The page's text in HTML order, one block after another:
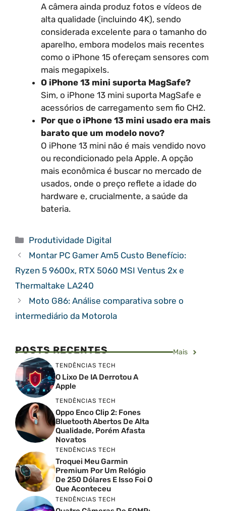
A câmera ainda produz fotos e vídeos de
alta qualidade (incluindo 4K), sendo
considerada excelente para o tamanho do
aparelho, embora modelos mais recentes
como o iPhone 15 ofereçam sensores com
mais megapixels.
O iPhone 13 mini suporta MagSafe?
Sim, o iPhone 13 mini suporta MagSafe e
acessórios de carregamento sem fio CH2.
Por que o iPhone 13 mini usado era mais
barato que um modelo novo?
O iPhone 13 mini não é mais vendido novo
ou recondicionado pela Apple. A opção
mais econômica é buscar no mercado de
usados, onde o preço reflete a idade do
hardware e, crucialmente, a saúde da
bateria.
Categorias
Produtividade Digital
Montar PC Gamer Am5 Custo Benefício:
Ryzen 5 9600x, RTX 5060 MSI Ventus 2x e
Thermaltake LA240
Moto G86: Análise comparativa sobre o
intermediário da Motorola
POSTS RECENTES Mais
TENDÊNCIAS TECH
O Lixo De IA Derrotou A
Apple
TENDÊNCIAS TECH
Oppo Enco Clip 2: Fones
Bluetooth Abertos De Alta
Qualidade, Porém Afasta
Novatos
TENDÊNCIAS TECH
Troquei Meu Garmin
Premium Por Um Relógio
De 250 Dólares E Isso Foi O
Que Aconteceu
TENDÊNCIAS TECH